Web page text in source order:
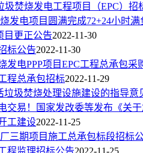
圾焚烧发电工程项目（EPC）招
发电项目圆满完成72+24小时
目更正公告2022-11-30
标公告2022-11-30
发电PPP项目EPC工程总承包采
程总承包招标2022-11-29
圾焚烧处理设施建设的指导意
交易！国家发改委等发布《关
工建设2022-11-25
三期项目施工总承包标段招标
程监理招标公告2022-11-25